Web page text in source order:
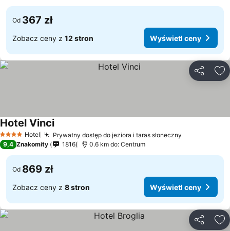
Od 367 zł
Zobacz ceny z 12 stron Wyświetl ceny
4 KategoriaHotel Prywatny dostęp do jeziora i taras słoneczny
Hotel VinciWyświetl ceny
9,4 Znakomity 1816 0.6 km do: Centrum
Od 869 zł
Zobacz ceny z 8 stron Wyświetl ceny